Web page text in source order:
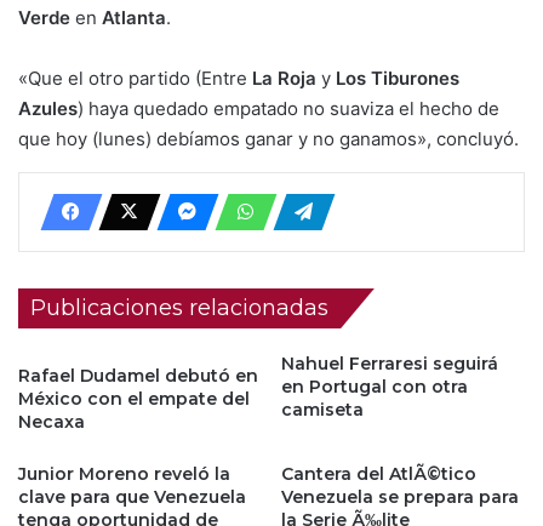
Verde en Atlanta.
«Que el otro partido (Entre La Roja y Los Tiburones
Azules) haya quedado empatado no suaviza el hecho de
que hoy (lunes) debíamos ganar y no ganamos», concluyó.
Publicaciones relacionadas
Rafael Dudamel debutó en
México con el empate del
Necaxa
Nahuel Ferraresi seguirá
en Portugal con otra
camiseta
Junior Moreno reveló la
clave para que Venezuela
tenga oportunidad de
Cantera del AtlÃ©tico
Venezuela se prepara para
la Serie Ã‰lite